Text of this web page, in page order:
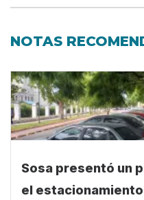
NOTAS
Sosa presentó un
el